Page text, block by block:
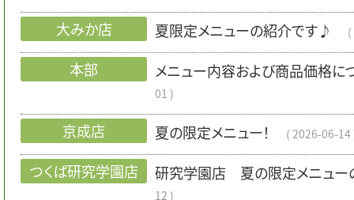
大みか店
夏限定メニューの紹介です♪
本部
メニュー内容および商品価格に
01
京成店 夏の限定メニュー！ 2026-06-14
つくば研究学園店 研究学園店 夏の限定メニュー
12